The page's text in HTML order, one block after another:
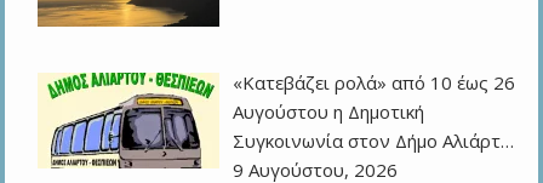
«Κατεβάζει ρολά» από 10 έως 26
Αυγούστου η Δημοτική
Συγκοινωνία στον Δήμο Αλιάρτ…
9 Αυγούστου, 2026